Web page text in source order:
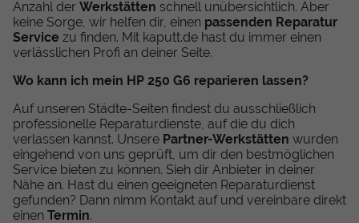
Anzahl der Werkstätten schnell unübersichtlich. Aber
keine Sorge, wir helfen dir, einen passenden Reparatur
Service zu finden. Mit kaputt.de hast du immer einen
verlässlichen Profi an deiner Seite.
Wo kann ich mein HP 250 G6 reparieren lassen?
Auf unseren Städte-Seiten findest du ausschließlich
professionelle Reparaturdienste, auf die du dich
verlassen kannst. Unsere Partner-Werkstätten wurden
eingehend von uns geprüft, um dir den bestmöglichen
Service bieten zu können. Sieh dir Anbieter in deiner
Nähe an. Hast du einen geeigneten Reparaturdienst
gefunden? Dann nimm Kontakt auf und vereinbare direkt
einen Termin.